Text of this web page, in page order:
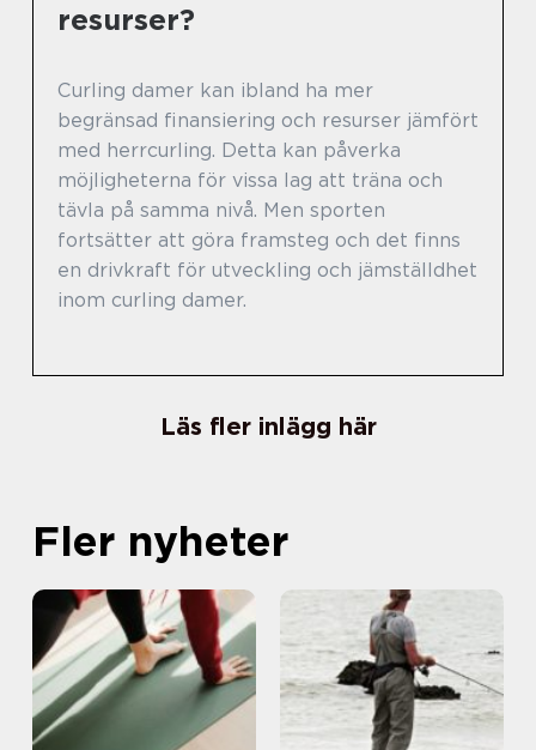
resurser?
Curling damer kan ibland ha mer
begränsad finansiering och resurser jämfört
med herrcurling. Detta kan påverka
möjligheterna för vissa lag att träna och
tävla på samma nivå. Men sporten
fortsätter att göra framsteg och det finns
en drivkraft för utveckling och jämställdhet
inom curling damer.
Läs fler inlägg här
Fler nyheter